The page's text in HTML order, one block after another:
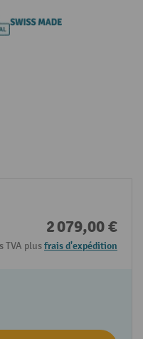
2 079,00 €
TVA plusfrais d'expédition